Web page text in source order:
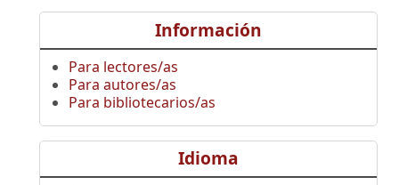
Información
Para lectores/as
Para autores/as
Para bibliotecarios/as
Idioma